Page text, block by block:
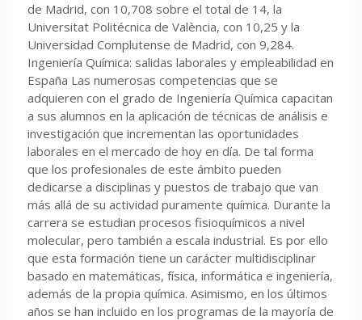
de Madrid, con 10,708 sobre el total de 14, la
Universitat Politécnica de València, con 10,25 y la
Universidad Complutense de Madrid, con 9,284.
Ingeniería Química: salidas laborales y empleabilidad en
España Las numerosas competencias que se
adquieren con el grado de Ingeniería Química capacitan
a sus alumnos en la aplicación de técnicas de análisis e
investigación que incrementan las oportunidades
laborales en el mercado de hoy en día. De tal forma
que los profesionales de este ámbito pueden
dedicarse a disciplinas y puestos de trabajo que van
más allá de su actividad puramente química. Durante la
carrera se estudian procesos fisioquímicos a nivel
molecular, pero también a escala industrial. Es por ello
que esta formación tiene un carácter multidisciplinar
basado en matemáticas, física, informática e ingeniería,
además de la propia química. Asimismo, en los últimos
años se han incluido en los programas de la mayoría de